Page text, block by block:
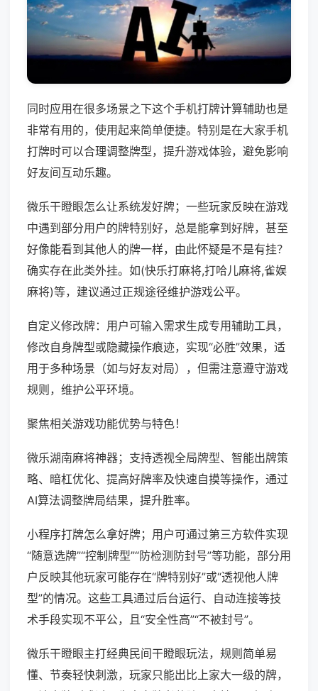
同时应用在很多场景之下这个手机打牌计算辅助也是
非常有用的，使用起来简单便捷。特别是在大家手机
打牌时可以合理调整牌型，提升游戏体验，避免影响
好友间互动乐趣。
微乐干瞪眼怎么让系统发好牌；一些玩家反映在游戏
中遇到部分用户的牌特别好，总是能拿到好牌，甚至
好像能看到其他人的牌一样，由此怀疑是不是有挂？
确实存在此类外挂。如(快乐打麻将,打哈儿麻将,雀娱
麻将)等，建议通过正规途径维护游戏公平。
自定义修改牌：用户可输入需求生成专用辅助工具，
修改自身牌型或隐藏操作痕迹，实现“必胜”效果，适
用于多种场景（如与好友对局），但需注意遵守游戏
规则，维护公平环境。
聚焦相关游戏功能优势与特色！
微乐湖南麻将神器；支持透视全局牌型、智能出牌策
略、暗杠优化、提高好牌率及快速自摸等操作，通过
AI算法调整牌局结果，提升胜率。
小程序打牌怎么拿好牌；用户可通过第三方软件实现
“随意选牌”“控制牌型”“防检测防封号”等功能，部分用
户反映其他玩家可能存在“牌特别好”或“透视他人牌
型”的情况。这些工具通过后台运行、自动连接等技
术手段实现不平公，且“安全性高”“不被封号”。
微乐干瞪眼主打经典民间干瞪眼玩法，规则简单易
懂、节奏轻快刺激，玩家只能出比上家大一级的牌，